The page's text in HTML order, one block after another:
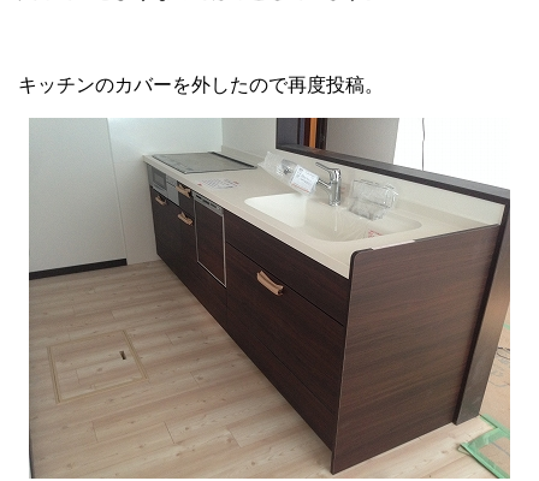
キッチンのカバーを外したので再度投稿。